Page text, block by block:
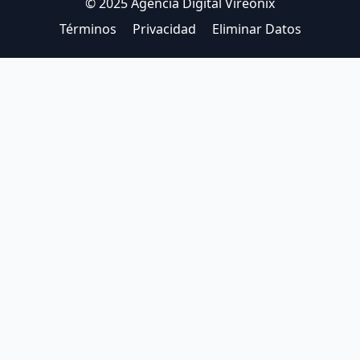
Términos
Privacidad Eliminar Datos